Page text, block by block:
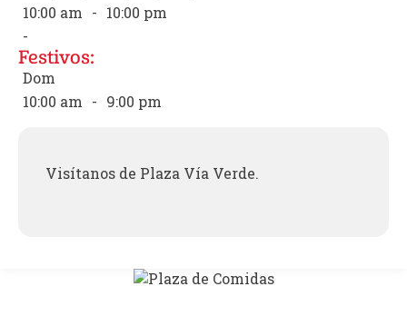
10:00 am - 10:00 pm
-
Festivos:
Dom
10:00 am - 9:00 pm
Visítanos de Plaza Vía Verde.